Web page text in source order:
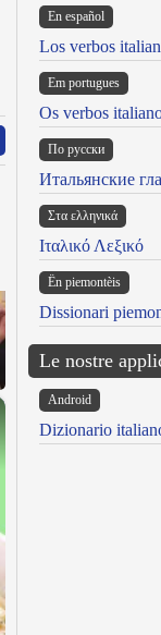
En español
Los verbos
Em portugues
Os verbos
По русски
Итальянские
Στα ελληνικά
Ιταλικό Λεξικό
Ën piemontèis
Dissionari
Le nostre
Android
Dizionario